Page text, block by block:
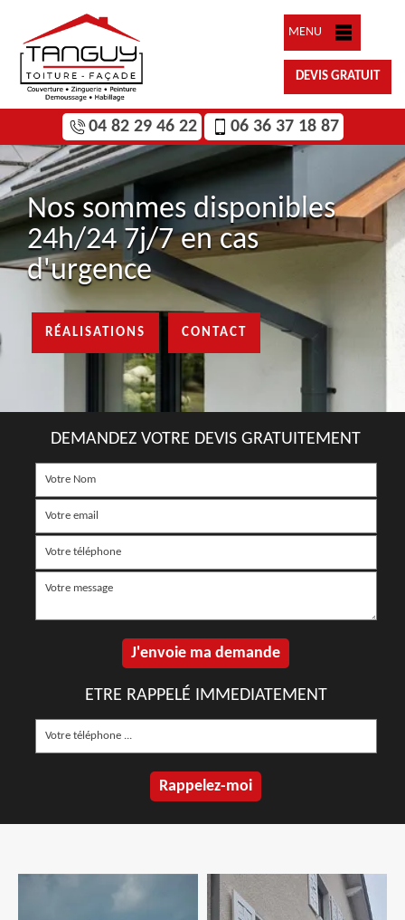
MENU
DEVIS GRATUIT
04 82 29 46 22 06 36 37 18 87
Nos sommes disponibles
24h/24 7j/7 en cas
d'urgence
RÉALISATIONS CONTACT
DEMANDEZ VOTRE DEVIS GRATUITEMENT
ETRE RAPPELÉ IMMEDIATEMENT